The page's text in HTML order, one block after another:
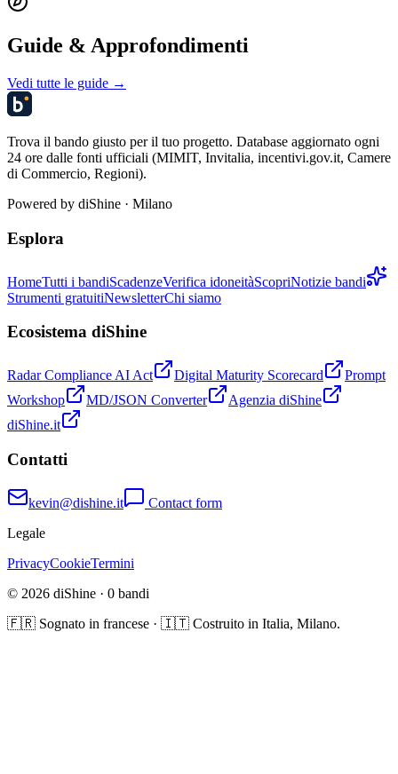
Guide & Approfondimenti
Vedi tutte le guide →
Trova il bando giusto per il tuo progetto. Database aggiornato ogni
24 ore dalle fonti ufficiali (MIMIT, Invitalia, incentivi.gov.it, Camere
di Commercio, Regioni).
Powered by diShine · Milano
Esplora
HomeTutti i bandiScadenzeVerifica idoneitàScopriNotizie bandi
Strumenti gratuitiNewsletterChi siamo
Ecosistema diShine
Radar Compliance AI Act Digital Maturity Scorecard
Prompt
Workshop
MD/JSON Converter
Agenzia diShine
diShine.it
Contatti
kevin@dishine.it
Contact form
Legale
PrivacyCookieTermini
© 2026 diShine · 0 bandi
🇫🇷 Sognato in francese · 🇮🇹 Costruito in Italia, Milano.